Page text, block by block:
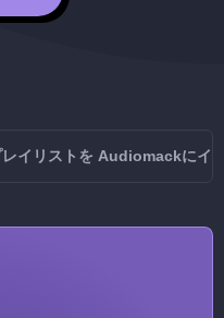
レイリストを Audiomackにイ